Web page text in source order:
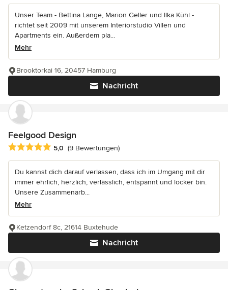
Unser Team - Bettina Lange, Marion Geller und Ilka Kühl -
richtet seit 2009 mit unserem Interiorstudio Villen und
Apartments ein. Außerdem pla...
Mehr
Nachricht
Brooktorkai 16, 20457 Hamburg
Feelgood Design
Durchschnittliche Bewertung: 5 von 5 Sternen
5,0 (9 Bewertungen)
Du kannst dich darauf verlassen, dass ich im Umgang mit dir
immer ehrlich, herzlich, verlässlich, entspannt und locker bin.
Unsere Zusammenarb...
Mehr
Nachricht
Ketzendorf 8c, 21614 Buxtehude